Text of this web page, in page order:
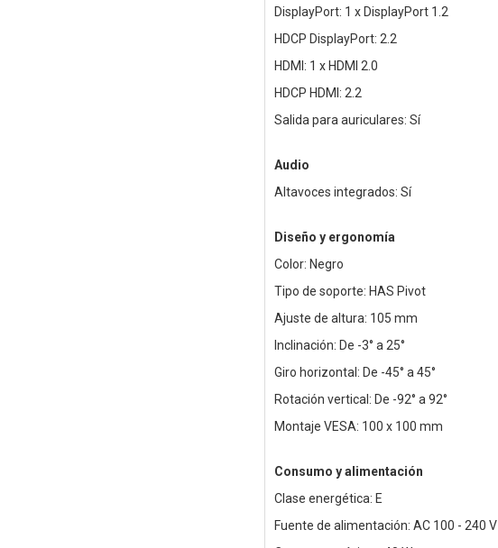
DisplayPort: 1 x DisplayPort 1.2
HDCP DisplayPort: 2.2
HDMI: 1 x HDMI 2.0
HDCP HDMI: 2.2
Salida para auriculares: Sí
Audio
Altavoces integrados: Sí
Diseño y ergonomía
Color: Negro
Tipo de soporte: HAS Pivot
Ajuste de altura: 105 mm
Inclinación: De -3° a 25°
Giro horizontal: De -45° a 45°
Rotación vertical: De -92° a 92°
Montaje VESA: 100 x 100 mm
Consumo y alimentación
Clase energética: E
Fuente de alimentación: AC 100 - 240 V